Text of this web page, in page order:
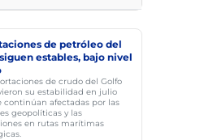
de petróleo del
estables, bajo nivel
de crudo del Golfo
su estabilidad en julio
continúan afectadas por las
geopolíticas y las
en rutas marítimas